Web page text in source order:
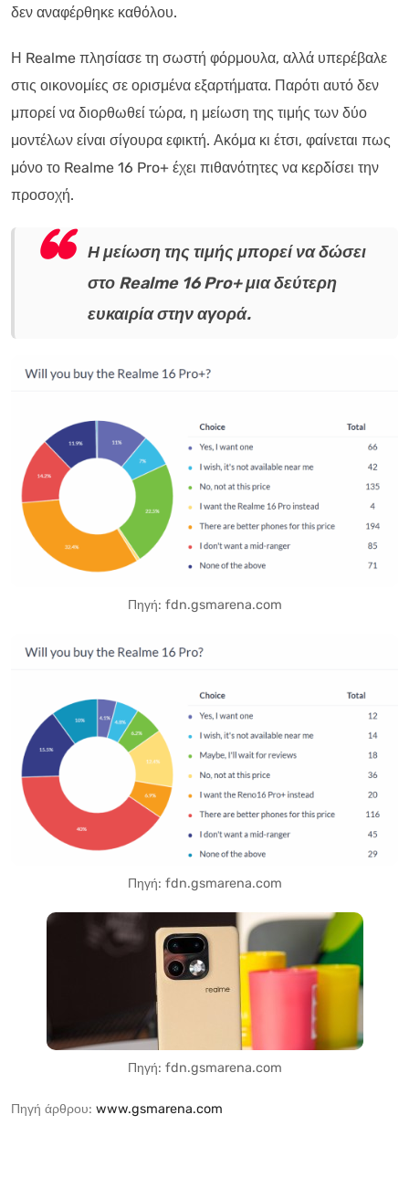
δεν αναφέρθηκε καθόλου.
Η Realme πλησίασε τη σωστή φόρμουλα, αλλά υπερέβαλε
στις οικονομίες σε ορισμένα εξαρτήματα. Παρότι αυτό δεν
μπορεί να διορθωθεί τώρα, η μείωση της τιμής των δύο
μοντέλων είναι σίγουρα εφικτή. Ακόμα κι έτσι, φαίνεται πως
μόνο το Realme 16 Pro+ έχει πιθανότητες να κερδίσει την
προσοχή.
Η μείωση της τιμής μπορεί να δώσει
στο Realme 16 Pro+ μια δεύτερη
ευκαιρία στην αγορά.
Πηγή: fdn.gsmarena.com
Πηγή: fdn.gsmarena.com
Πηγή: fdn.gsmarena.com
Πηγή άρθρου: www.gsmarena.com